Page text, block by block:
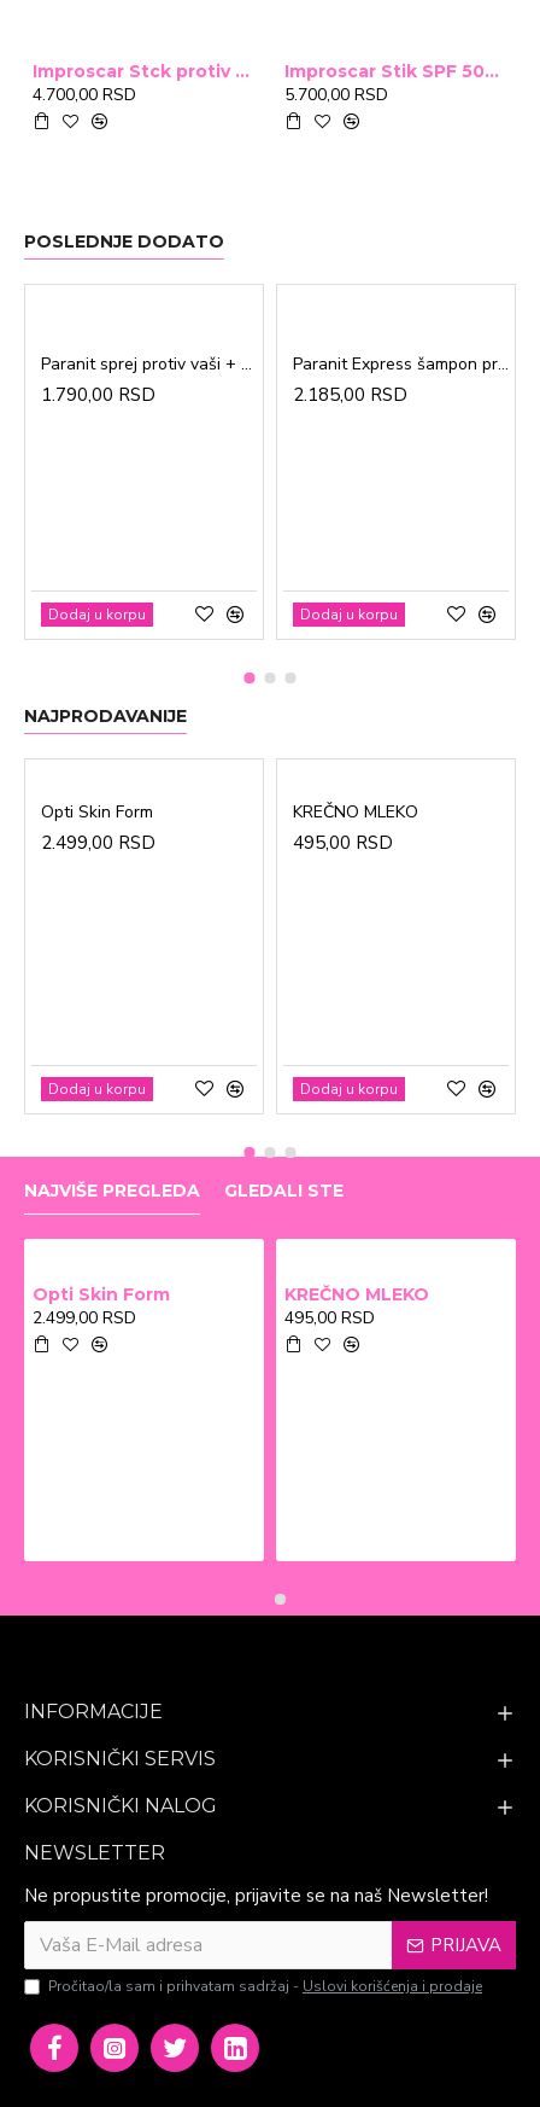
Improscar Stck protiv ožiljaka 4,6g
4.700,00 RSD
Improscar Stik SPF 50+ Conceal 6,9g (tonirani)
5.700,00 RSD
POSLEDNJE DODATO
Paranit sprej protiv vaši + češalj 100ml
1.790,00 RSD
Dodaj u korpu
Paranit Express šampon protiv vaši + češalj 200ml
2.185,00 RSD
Dodaj u korpu
NAJPRODAVANIJE
Opti Skin Form
2.499,00 RSD
Dodaj u korpu
KREČNO MLEKO
495,00 RSD
Dodaj u korpu
NAJVIŠE PREGLEDA GLEDALI STE
Opti Skin Form
2.499,00 RSD
KREČNO MLEKO
495,00 RSD
INFORMACIJE
KORISNIČKI SERVIS
KORISNIČKI NALOG
NEWSLETTER
Ne propustite promocije, prijavite se na naš Newsletter!
PRIJAVA
Pročitao/la sam i prihvatam sadržaj - Uslovi korišćenja i prodaje